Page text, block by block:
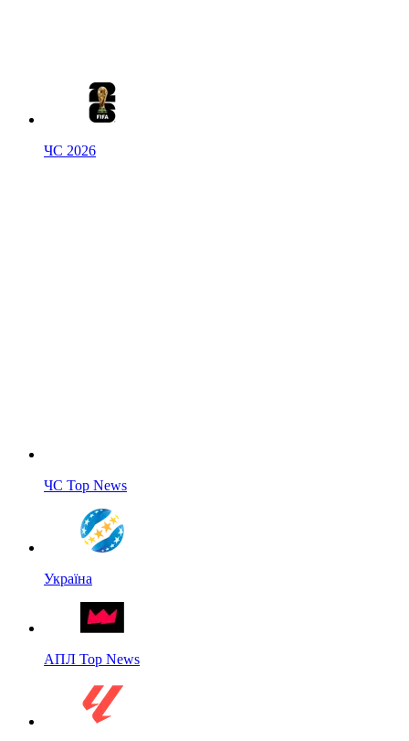
ЧС 2026
ЧС Top News
Україна
АПЛ Top News